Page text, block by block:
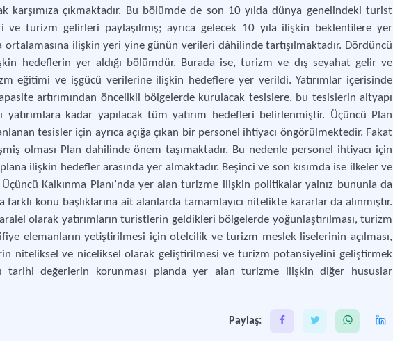
karşımıza çıkmaktadır. Bu bölümde de son 10 yılda dünya genelindeki turist
ve turizm gelirleri paylaşılmış; ayrıca gelecek 10 yıla ilişkin beklentilere yer
ortalamasına ilişkin yeri yine günün verileri dâhilinde tartışılmaktadır. Dördüncü
hedeflerin yer aldığı bölümdür. Burada ise, turizm ve dış seyahat gelir ve
eğitimi ve işgücü verilerine ilişkin hedeflere yer verildi. Yatırımlar içerisinde
artırımından öncelikli bölgelerde kurulacak tesislere, bu tesislerin altyapı
yatırımlara kadar yapılacak tüm yatırım hedefleri belirlenmiştir. Üçüncü Plan
tesisler için ayrıca açığa çıkan bir personel ihtiyacı öngörülmektedir. Fakat
olması Plan dahilinde önem taşımaktadır. Bu nedenle personel ihtiyacı için
ilişkin hedefler arasında yer almaktadır. Beşinci ve son kısımda ise ilkeler ve
Kalkınma Planı’nda yer alan turizme ilişkin politikalar yalnız bununla da
farklı konu başlıklarına ait alanlarda tamamlayıcı nitelikte kararlar da alınmıştır.
olarak yatırımların turistlerin geldikleri bölgelerde yoğunlaştırılması, turizm
elemanların yetiştirilmesi için otelcilik ve turizm meslek liselerinin açılması,
niteliksel ve niceliksel olarak geliştirilmesi ve turizm potansiyelini geliştirmek
değerlerin korunması planda yer alan turizme ilişkin diğer hususlar
Paylaş: